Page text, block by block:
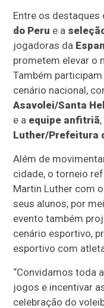
Entre os
do Peru e a
jogadoras da
prometem elevar o
Também
cenário nacional,
Asavolei/Santa
e a equipe anfitriã
Luther/Prefeitura
Além de
cidade, o torneio
Martin Luther com
seus alunos, por
evento também
cenário esportivo,
esportivo com
“Convidamos toda
jogos e incentivar
celebração do